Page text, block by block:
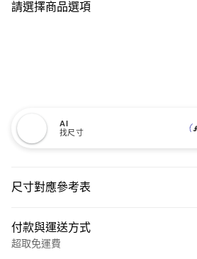
請選擇商品選項
AI
找尺寸
尺寸對應參考表
付款與運送方式
超取免運費